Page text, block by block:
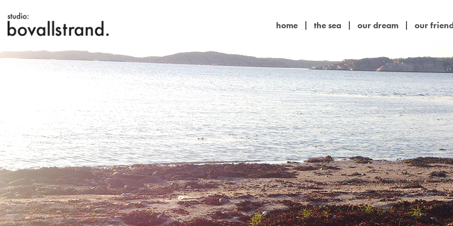
home the sea our dream our